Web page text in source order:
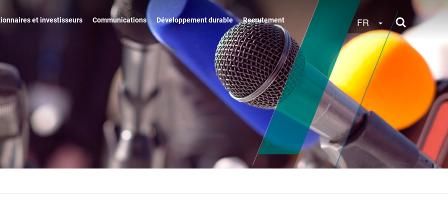
et investisseurs Communications Développement durable Recrutement FR Toggle